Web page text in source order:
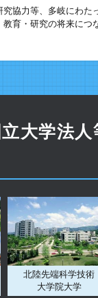
協力等、多岐にわた
育・研究の将来に
立大学法
北陸先端科学技術
大学院大学